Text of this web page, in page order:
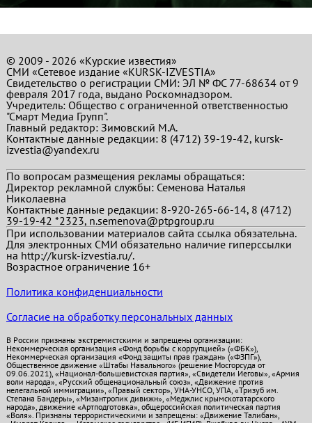
© 2009 - 2026 «Курские известия»
СМИ «Сетевое издание «KURSK-IZVESTIA»
Свидетельство о регистрации СМИ: ЭЛ № ФС 77-68634 от 9
февраля 2017 года, выдано Роскомнадзором.
Учредитель: Общество с ограниченной ответственностью
"Смарт Медиа Групп".
Главный редактор:Зимовский М.А.
Контактные данные редакции: 8 (4712) 39-19-42, kursk-
izvestia@yandex.ru
По вопросам размещения рекламы обращаться:
Директор рекламной службы: Семенова Наталья
Николаевна
Контактные данные редакции: 8-920-265-66-14, 8 (4712)
39-19-42 *2323, n.semenova@ptpgroup.ru
При использовании материалов сайта ссылка обязательна.
Для электронных СМИ обязательно наличие гиперссылки
на http://kursk-izvestia.ru/.
Возрастное ограничение 16+
Политика конфиденциальности
Согласие на обработку персональных данных
В России признаны экстремистскими и запрещены организации:
Некоммерческая организация «Фонд борьбы с коррупцией» («ФБК»),
Некоммерческая организация «Фонд защиты прав граждан» («ФЗПГ»),
Общественное движение «Штабы Навального» (решение Мосгорсуда от
09.06.2021), «Национал-большевистская партия», «Свидетели Иеговы», «Армия
воли народа», «Русский общенациональный союз», «Движение против
нелегальной иммиграции», «Правый сектор», УНА-УНСО, УПА, «Тризуб им.
Степана Бандеры», «Мизантропик дивижн», «Меджлис крымскотатарского
народа», движение «Артподготовка», общероссийская политическая партия
«Воля». Признаны террористическими и запрещены: «Движение Талибан»,